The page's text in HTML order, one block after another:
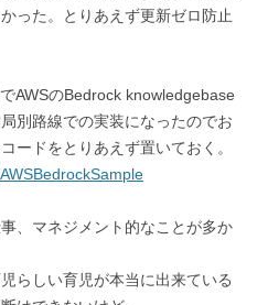
った。とりあえず更新ゼロ防止
AWSのBedrock knowledgebase
別路線での実装になったのでお
ードをとりあえず置いておく。
、マネジメント的なことが多か
らしい育児が本当に出来ている